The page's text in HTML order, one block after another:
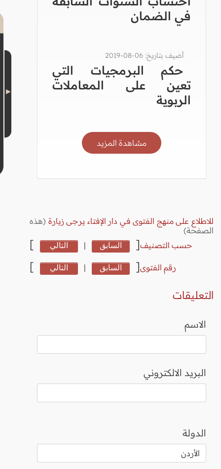
في الضمان
أضيف بتاريخ: 06-08-2019
حكم البرمجيات التي
تعين على المعاملات
الربوية
مشاهدة المزيد
للاطلاع على منهج الفتوى في دار الإفتاء يرجى زيارة (هذه
الصفحة)
حسب التصنيف[ السابق | التالي ]
رقم الفتوى[ السابق | التالي ]
التعليقات
الاسم
البريد الالكتروني
الدولة